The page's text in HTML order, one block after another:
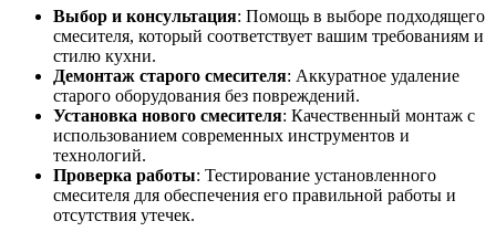
Выбор и консультация: Помощь в выборе подходящего
смесителя, который соответствует вашим требованиям и
стилю кухни.
Демонтаж старого смесителя: Аккуратное удаление
старого оборудования без повреждений.
Установка нового смесителя: Качественный монтаж с
использованием современных инструментов и
технологий.
Проверка работы: Тестирование установленного
смесителя для обеспечения его правильной работы и
отсутствия утечек.